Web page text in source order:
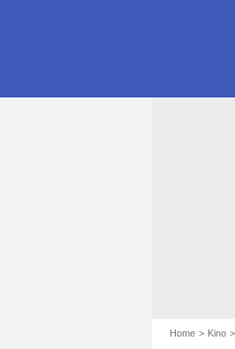
Home Kino